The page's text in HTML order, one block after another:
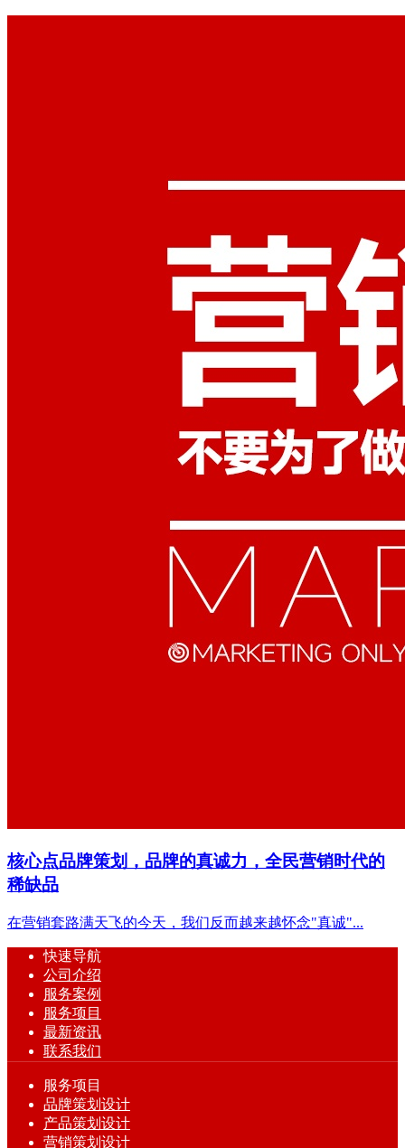
核心点品牌策划，品牌的真诚力，全民营销时代的
稀缺品
在营销套路满天飞的今天，我们反而越来越怀念"真诚"...
快速导航
公司介绍
服务案例
服务项目
最新资讯
联系我们
服务项目
品牌策划设计
产品策划设计
营销策划设计